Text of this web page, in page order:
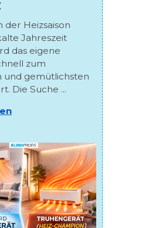
der Heizsaison
Jahreszeit
das eigene
zum
und gemütlichsten
Die Suche ...